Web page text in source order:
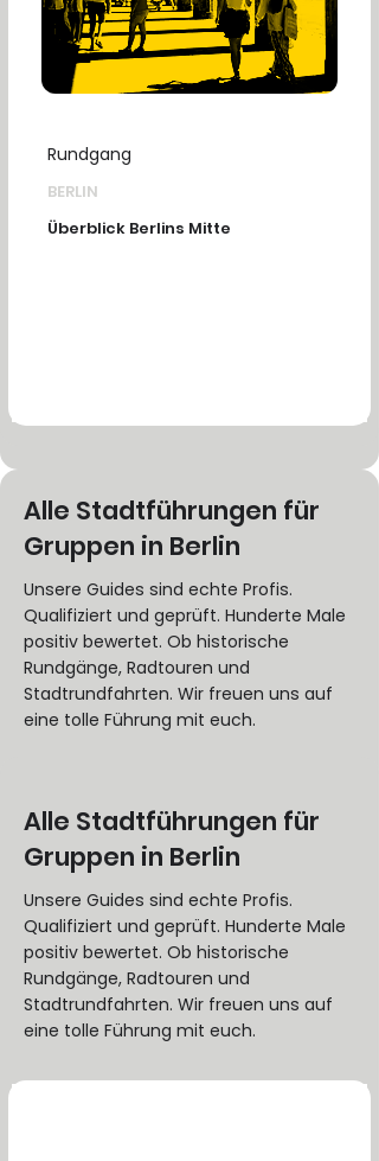
Rundgang
BERLIN
Überblick Berlins Mitte
Alle Stadtführungen für
Gruppen in Berlin
Unsere Guides sind echte Profis.
Qualifiziert und geprüft. Hunderte Male
positiv bewertet. Ob historische
Rundgänge, Radtouren und
Stadtrundfahrten. Wir freuen uns auf
eine tolle Führung mit euch.
Alle Stadtführungen für
Gruppen in Berlin
Unsere Guides sind echte Profis.
Qualifiziert und geprüft. Hunderte Male
positiv bewertet. Ob historische
Rundgänge, Radtouren und
Stadtrundfahrten. Wir freuen uns auf
eine tolle Führung mit euch.